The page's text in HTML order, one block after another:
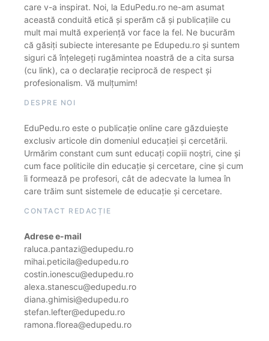
care v-a inspirat. Noi, la EduPedu.ro ne-am asumat
această conduită etică și sperăm că și publicațiile cu
mult mai multă experiență vor face la fel. Ne bucurăm
că găsiți subiecte interesante pe Edupedu.ro și suntem
siguri că înțelegeți rugămintea noastră de a cita sursa
(cu link), ca o declarație reciprocă de respect și
profesionalism. Vă mulțumim!
DESPRE NOI
EduPedu.ro este o publicație online care găzduiește
exclusiv articole din domeniul educației și cercetării.
Urmărim constant cum sunt educați copiii noștri, cine și
cum face politicile din educație și cercetare, cine și cum
îi formează pe profesori, cât de adecvate la lumea în
care trăim sunt sistemele de educație și cercetare.
CONTACT REDACȚIE
Adrese e-mail
raluca.pantazi@edupedu.ro
mihai.peticila@edupedu.ro
costin.ionescu@edupedu.ro
alexa.stanescu@edupedu.ro
diana.ghimisi@edupedu.ro
stefan.lefter@edupedu.ro
ramona.florea@edupedu.ro